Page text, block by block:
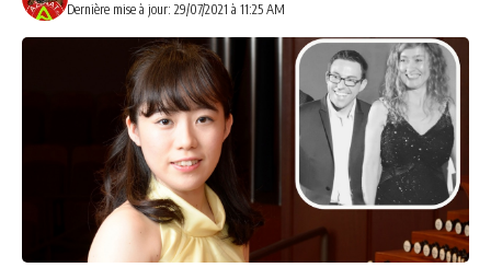
Dernière mise à jour: 29/07/2021 à 11:25 AM